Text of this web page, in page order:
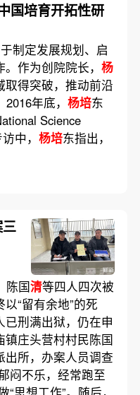
国培育开拓性研
制定发展规划、启
作为创院院长， 杨
得突破，推动前沿
年底， 杨培东
Science
中， 杨培东指出，
陈国清等四人四次被
“留有余地”的死
刑满出狱，仍在申
庄头营村村民陈国
所，办案人员调查
闷不乐，经常跑至